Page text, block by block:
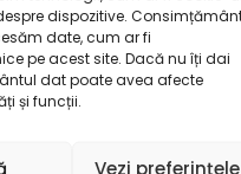
dispozitive.
date, cum ar fi
pe acest site. Dacă nu îți dai
dat poate avea afecte
și funcții.
Vezi preferințele